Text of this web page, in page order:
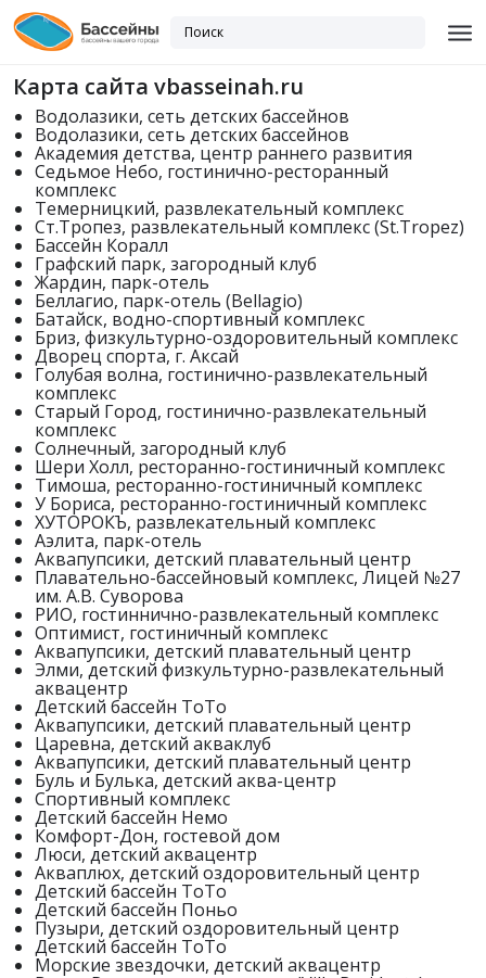
Карта сайта vbasseinah.ru
Водолазики, сеть детских бассейнов
Водолазики, сеть детских бассейнов
Академия детства, центр раннего развития
Седьмое Небо, гостинично-ресторанный
комплекс
Темерницкий, развлекательный комплекс
Ст.Тропез, развлекательный комплекс (St.Tropez)
Бассейн Коралл
Графский парк, загородный клуб
Жардин, парк-отель
Беллагио, парк-отель (Bellagio)
Батайск, водно-спортивный комплекс
Бриз, физкультурно-оздоровительный комплекс
Дворец спорта, г. Аксай
Голубая волна, гостинично-развлекательный
комплекс
Старый Город, гостинично-развлекательный
комплекс
Солнечный, загородный клуб
Шери Холл, ресторанно-гостиничный комплекс
Тимоша, ресторанно-гостиничный комплекс
У Бориса, ресторанно-гостиничный комплекс
ХУТОРОКЪ, развлекательный комплекс
Аэлита, парк-отель
Аквапупсики, детский плавательный центр
Плавательно-бассейновый комплекс, Лицей №27
им. А.В. Суворова
РИО, гостиннично-развлекательный комплекс
Оптимист, гостиничный комплекс
Аквапупсики, детский плавательный центр
Элми, детский физкультурно-развлекательный
аквацентр
Детский бассейн ТоТо
Аквапупсики, детский плавательный центр
Царевна, детский акваклуб
Аквапупсики, детский плавательный центр
Буль и Булька, детский аква-центр
Спортивный комплекс
Детский бассейн Немо
Комфорт-Дон, гостевой дом
Люси, детский аквацентр
Акваплюх, детский оздоровительный центр
Детский бассейн ТоТо
Детский бассейн Поньо
Пузыри, детский оздоровительный центр
Детский бассейн ТоТо
Морские звездочки, детский аквацентр